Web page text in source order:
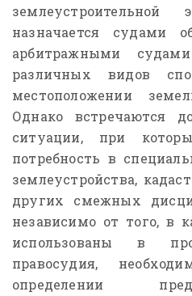
землеустроительной
назначается судами
арбитражными
различных видов
местоположении
Однако встречаются
ситуации, при
потребность в
землеустройства,
других смежных
независимо от того, в
использованы в
правосудия,
определении